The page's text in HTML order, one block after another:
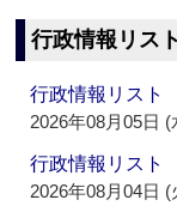
行政情報リスト
行政情報リス
2026年08月05日 (
行政情報リス
2026年08月04日 (